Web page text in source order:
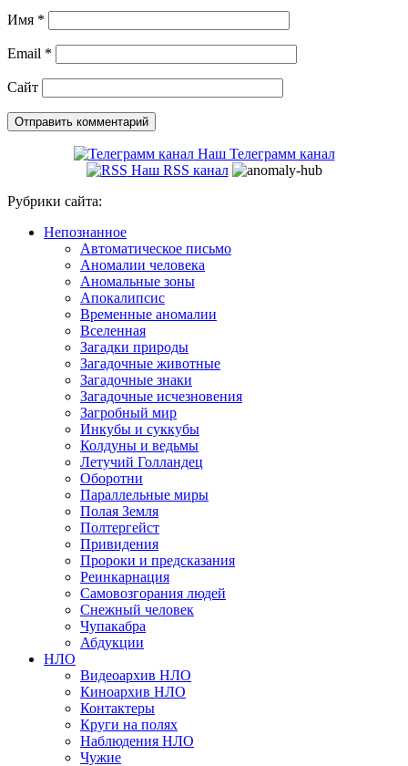
Имя *
Email *
Сайт
Наш Телеграмм канал
Наш RSS канал
Рубрики сайта:
Непознанное
Автоматическое письмо
Аномалии человека
Аномальные зоны
Апокалипсис
Временные аномалии
Вселенная
Загадки природы
Загадочные животные
Загадочные знаки
Загадочные исчезновения
Загробный мир
Инкубы и суккубы
Колдуны и ведьмы
Летучий Голландец
Оборотни
Параллельные миры
Полая Земля
Полтергейст
Привидения
Пророки и предсказания
Реинкарнация
Самовозгорания людей
Снежный человек
Чупакабра
Абдукции
НЛО
Видеоархив НЛО
Киноархив НЛО
Контактеры
Круги на полях
Наблюдения НЛО
Чужие